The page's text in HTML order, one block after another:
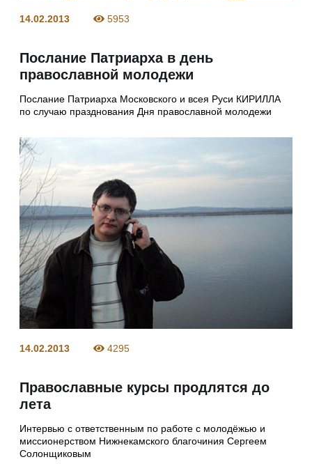
14.02.2013 5953
Послание Патриарха в день
православной молодежи
Послание Патриарха Московского и всея Руси КИРИЛЛА
по случаю празднования Дня православной молодежи
14.02.2013 4295
Православные курсы продлятся до
лета
Интервью с ответственным по работе с молодёжью и
миссионерством Нижнекамского благочиния Сергеем
Солонщиковым